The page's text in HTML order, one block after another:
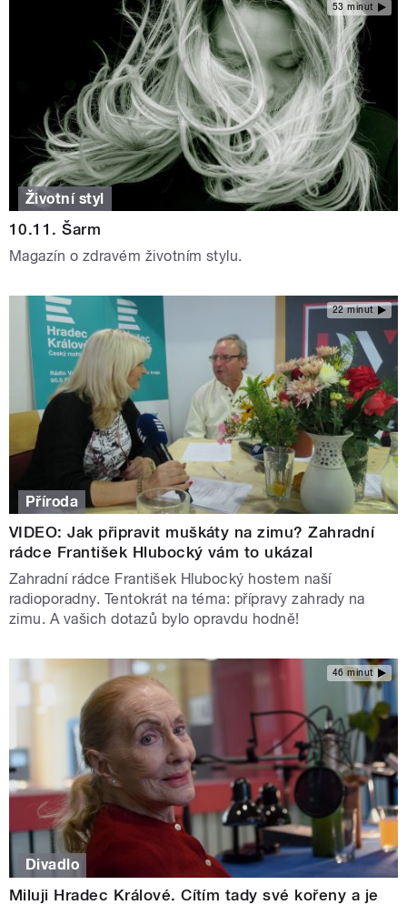
53 minut
Životní styl
10.11. Šarm
Magazín o zdravém životním stylu.
22 minut
Příroda
VIDEO: Jak připravit muškáty na zimu? Zahradní
rádce František Hlubocký vám to ukázal
Zahradní rádce František Hlubocký hostem naší
radioporadny. Tentokrát na téma: přípravy zahrady na
zimu. A vašich dotazů bylo opravdu hodně!
46 minut
Divadlo
Miluji Hradec Králové. Cítím tady své kořeny a je